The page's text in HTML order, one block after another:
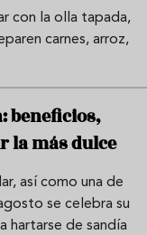
con la olla tapada,
carnes, arroz,
beneficios,
la más dulce
así como una de
se celebra su
hartarse de sandía